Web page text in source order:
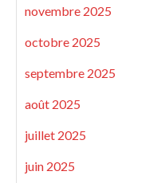
novembre 2025
octobre 2025
septembre 2025
août 2025
juillet 2025
juin 2025